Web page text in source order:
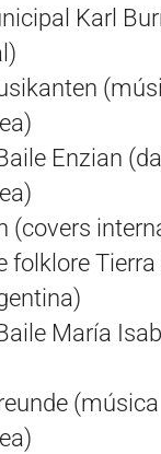
Karl
Enzian
(covers
folklore
María
(música